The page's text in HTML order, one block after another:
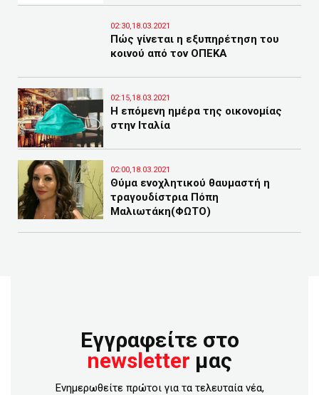
02:30,18.03.2021
Πώς γίνεται η εξυπηρέτηση του
κοινού από τον ΟΠΕΚΑ
02:15,18.03.2021
Η επόμενη ημέρα της οικονομίας
στην Ιταλία
02:00,18.03.2021
Θύμα ενοχλητικού θαυμαστή η
τραγουδίστρια Πόπη
Μαλιωτάκη(ΦΩΤΟ)
Εγγραφείτε στο
newsletter μας
Ενημερωθείτε πρώτοι για τα τελευταία νέα,